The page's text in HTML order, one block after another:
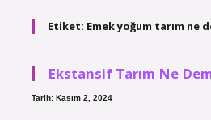
Etiket: Emek yoğum tarım ne
Ekstansif Tarım Ne
Tarih: Kasım 2, 2024